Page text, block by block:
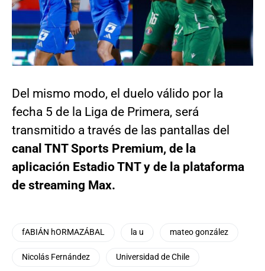
Del mismo modo, el duelo válido por la
fecha 5 de la Liga de Primera, será
transmitido a través de las pantallas del
canal TNT Sports Premium, de la
aplicación Estadio TNT y de la plataforma
de streaming Max.
fABIÁN hORMAZÁBAL la u mateo gonzález
Nicolás Fernández Universidad de Chile